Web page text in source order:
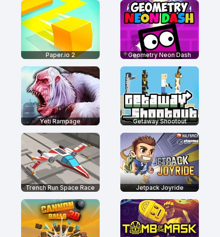
Paper.io 2 Geometry Neon Dash
Yeti Rampage Getaway Shootout
Trench Run Space Race Jetpack Joyride